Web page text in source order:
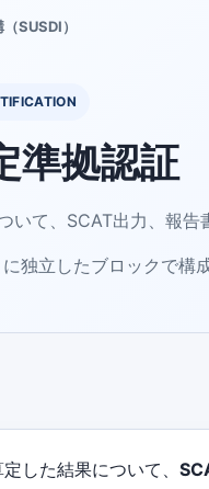
SUSDI）
準拠認証
いて、SCAT出力、報
独立したブロックで構
した結果について、